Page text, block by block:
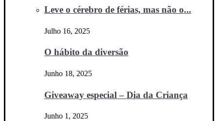
Leve o cérebro de férias, mas não o...
Julho 16, 2025
O hábito da diversão
Junho 18, 2025
Giveaway especial – Dia da Criança
Junho 1, 2025